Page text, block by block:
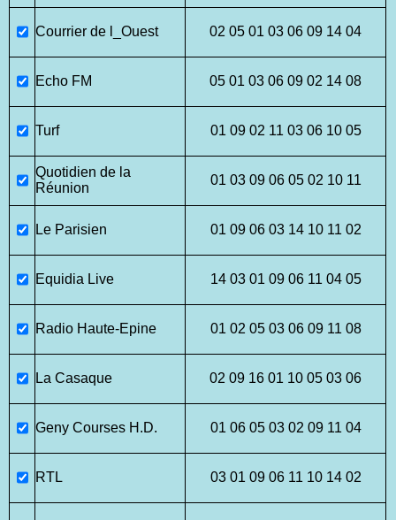
Courrier de l_Ouest 02 05 01 03 06 09 14 04
Echo FM 05 01 03 06 09 02 14 08
Turf 01 09 02 11 03 06 10 05
Quotidien de la
Réunion
01 03 09 06 05 02 10 11
Le Parisien 01 09 06 03 14 10 11 02
Equidia Live 14 03 01 09 06 11 04 05
Radio Haute-Epine 01 02 05 03 06 09 11 08
La Casaque 02 09 16 01 10 05 03 06
Geny Courses H.D. 01 06 05 03 02 09 11 04
RTL 03 01 09 06 11 10 14 02